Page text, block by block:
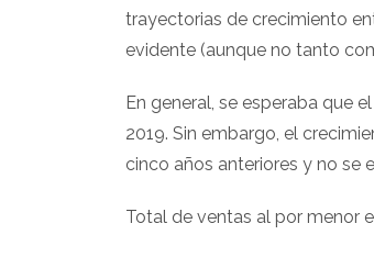
trayectorias de crecimiento
evidente (aunque no tanto
En general, se esperaba que
2019. Sin embargo, el
cinco años anteriores y no se
Total de ventas al por menor